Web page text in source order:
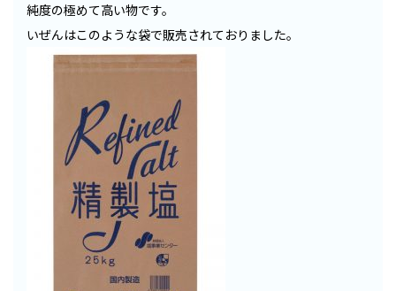
純度の極めて高い物です。
いぜんはこのような袋で販売されておりました。